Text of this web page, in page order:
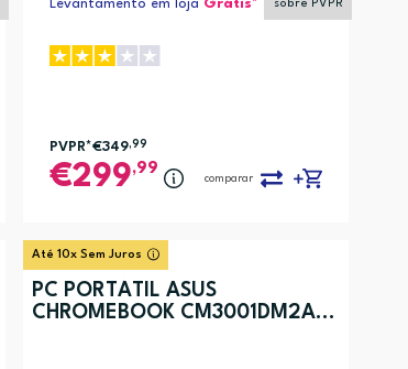
Levantamento em loja Grátis* sobre PVPR
PVPR*€349,99
299,99
comparar
Até 10x Sem Juros
PC PORTÁTIL ASUS
CHROMEBOOK CM3001DM2A-